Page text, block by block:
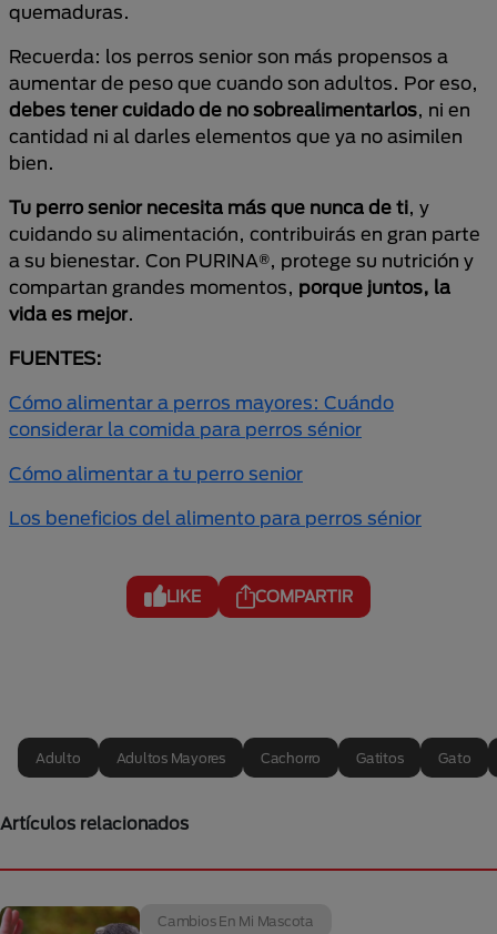
quemaduras.
Recuerda: los perros senior son más propensos a
aumentar de peso que cuando son adultos. Por eso,
debes tener cuidado de no sobrealimentarlos, ni en
cantidad ni al darles elementos que ya no asimilen
bien.
Tu perro senior necesita más que nunca de ti, y
cuidando su alimentación, contribuirás en gran parte
a su bienestar. Con PURINA®, protege su nutrición y
compartan grandes momentos, porque juntos, la
vida es mejor.
FUENTES:
Cómo alimentar a perros mayores: Cuándo
considerar la comida para perros sénior
Cómo alimentar a tu perro senior
Los beneficios del alimento para perros sénior
LIKE COMPARTIR
Adulto Adultos Mayores Cachorro Gatitos Gato
Artículos relacionados
Cambios En Mi Mascota